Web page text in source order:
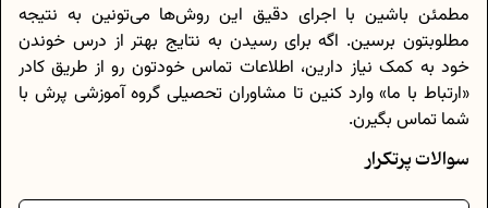
مطمئن باشین با اجرای دقیق این روش‌ها می‌تونین به نتیجه
مطلوبتون برسین. اگه برای رسیدن به نتایج بهتر از درس خوندن
خود به کمک نیاز دارین، اطلاعات تماس خودتون رو از طریق کادر
«ارتباط با ما» وارد کنین تا مشاوران تحصیلی گروه آموزشی پرش با
شما تماس بگیرن.
سوالات پرتکرار